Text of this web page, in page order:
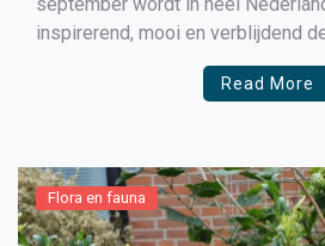
inspirerend, mooi en verblijdend
Lees er meer over op
West-Friesland viert dit feestje
Read More
Flora en fauna